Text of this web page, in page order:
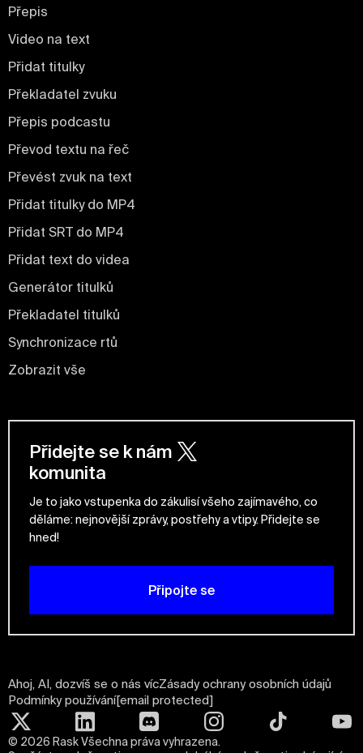
Přepis
Video na text
Přidat titulky
Překladatel zvuku
Přepis podcastu
Převod textu na řeč
Převést zvuk na text
Přidat titulky do MP4
Přidat SRT do MP4
Přidat text do videa
Generátor titulků
Překladatel titulků
Synchronizace rtů
Zobrazit vše
Přidejte se k nám
komunita
Je to jako vstupenka do zákulisí všeho zajímavého, co
děláme: nejnovější zprávy, postřehy a vtipy. Přidejte se
hned!
Připojte se
© 2026 Rask Všechna práva vyhrazena.
Ahoj, AI, dozvíš se o nás vícZásady ochrany osobních údajů
Podmínky používání[email protected]